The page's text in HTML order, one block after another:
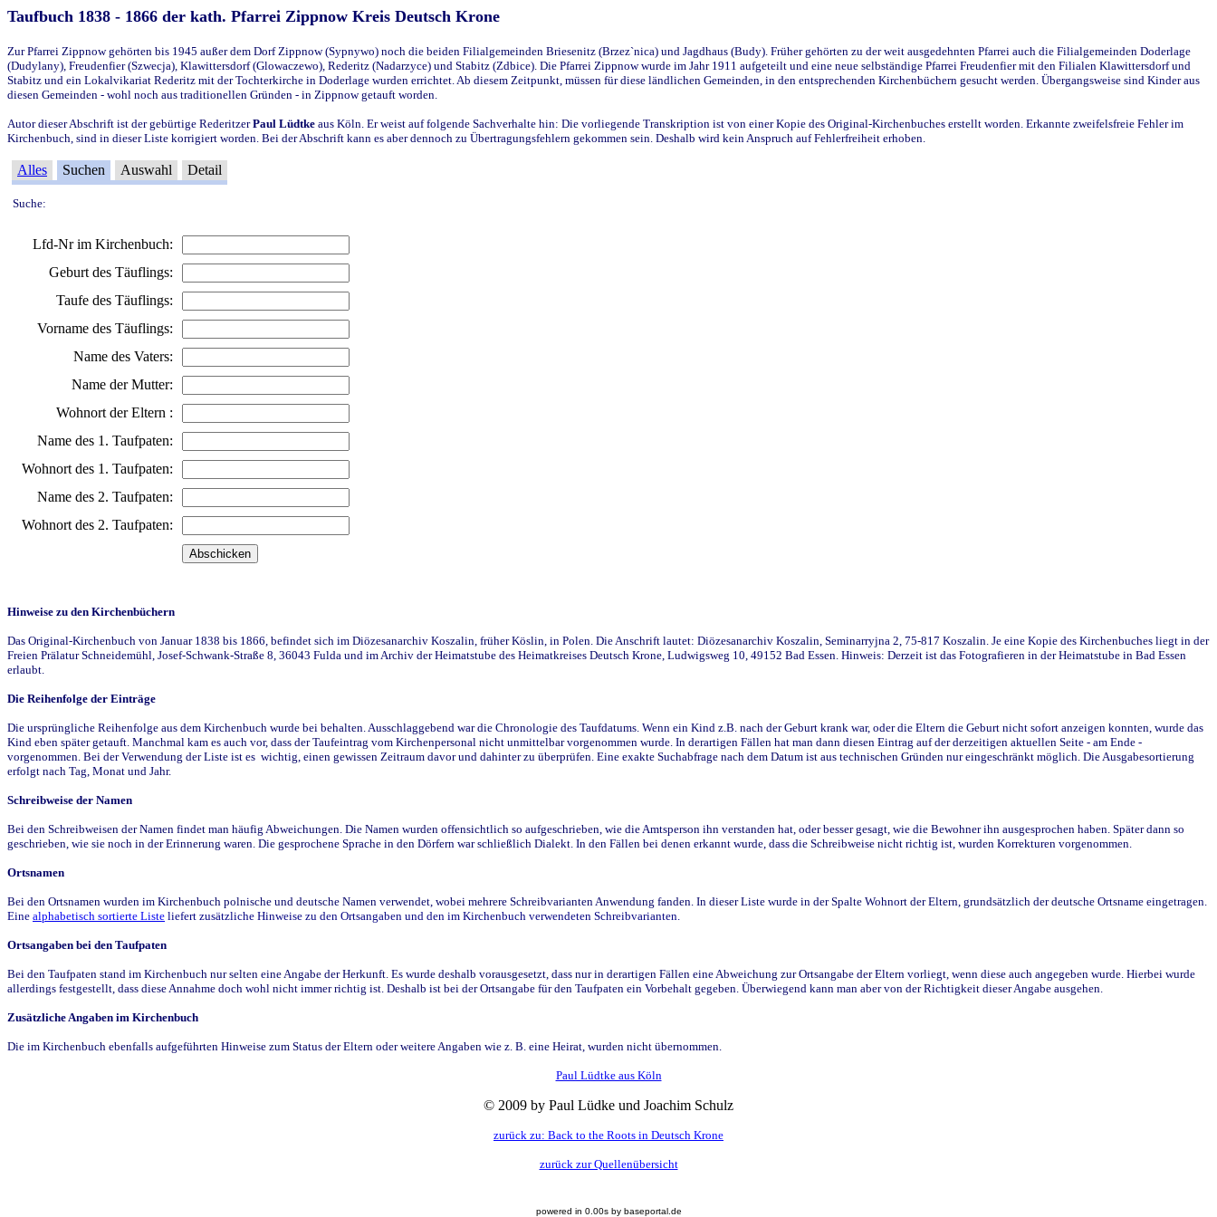
Taufbuch 1838 - 1866 der kath. Pfarrei Zippnow Kreis Deutsch Krone
Zur Pfarrei Zippnow gehörten bis 1945 außer dem Dorf Zippnow (Sypnywo) noch die beiden Filialgemeinden Briesenitz (Brzez`nica) und Jagdhaus (Budy). Früher gehörten zu der weit ausgedehnten Pfarrei auch die Filialgemeinden Doderlage
(Dudylany), Freudenfier (Szwecja), Klawittersdorf (Glowaczewo), Rederitz (Nadarzyce) und Stabitz (Zdbice). Die Pfarrei Zippnow wurde im Jahr 1911 aufgeteilt und eine neue selbständige Pfarrei Freudenfier mit den Filialen Klawittersdorf und
Stabitz und ein Lokalvikariat Rederitz mit der Tochterkirche in Doderlage wurden errichtet. Ab diesem Zeitpunkt, müssen für diese ländlichen Gemeinden, in den entsprechenden Kirchenbüchern gesucht werden. Übergangsweise sind Kinder aus
diesen Gemeinden - wohl noch aus traditionellen Gründen - in Zippnow getauft worden.
Autor dieser Abschrift ist der gebürtige RederitzerPaul Lüdtke aus Köln. Er weist auf folgende Sachverhalte hin: Die vorliegende Transkription ist von einer Kopie des Original-Kirchenbuches erstellt worden. Erkannte zweifelsfreie Fehler im
Kirchenbuch, sind in dieser Liste korrigiert worden. Bei der Abschrift kann es aber dennoch zu Übertragungsfehlern gekommen sein. Deshalb wird kein Anspruch auf Fehlerfreiheit erhoben.
Alles Suchen Auswahl Detail
Suche:
Lfd-Nr im Kirchenbuch:
Geburt des Täuflings:
Taufe des Täuflings:
Vorname des Täuflings:
Name des Vaters:
Name der Mutter:
Wohnort der Eltern :
Name des 1. Taufpaten:
Wohnort des 1. Taufpaten:
Name des 2. Taufpaten:
Wohnort des 2. Taufpaten:
Hinweise zu den Kirchenbüchern
Das Original-Kirchenbuch von Januar 1838 bis 1866, befindet sich im Diözesanarchiv Koszalin, früher Köslin, in Polen. Die Anschrift lautet: Diözesanarchiv Koszalin, Seminarryjna 2, 75-817 Koszalin. Je eine Kopie des Kirchenbuches liegt in der
Freien Prälatur Schneidemühl, Josef-Schwank-Straße 8, 36043 Fulda und im Archiv der Heimatstube des Heimatkreises Deutsch Krone, Ludwigsweg 10, 49152 Bad Essen. Hinweis: Derzeit ist das Fotografieren in der Heimatstube in Bad Essen
erlaubt.
Die Reihenfolge der Einträge
Die ursprüngliche Reihenfolge aus dem Kirchenbuch wurde bei behalten. Ausschlaggebend war die Chronologie des Taufdatums. Wenn ein Kind z.B. nach der Geburt krank war, oder die Eltern die Geburt nicht sofort anzeigen konnten, wurde das
Kind eben später getauft. Manchmal kam es auch vor, dass der Taufeintrag vom Kirchenpersonal nicht unmittelbar vorgenommen wurde. In derartigen Fällen hat man dann diesen Eintrag auf der derzeitigen aktuellen Seite - am Ende -
vorgenommen. Bei der Verwendung der Liste ist es wichtig, einen gewissen Zeitraum davor und dahinter zu überprüfen. Eine exakte Suchabfrage nach dem Datum ist aus technischen Gründen nur eingeschränkt möglich. Die Ausgabesortierung
erfolgt nach Tag, Monat und Jahr.
Schreibweise der Namen
Bei den Schreibweisen der Namen findet man häufig Abweichungen. Die Namen wurden offensichtlich so aufgeschrieben, wie die Amtsperson ihn verstanden hat, oder besser gesagt, wie die Bewohner ihn ausgesprochen haben. Später dann so
geschrieben, wie sie noch in der Erinnerung waren. Die gesprochene Sprache in den Dörfern war schließlich Dialekt. In den Fällen bei denen erkannt wurde, dass die Schreibweise nicht richtig ist, wurden Korrekturen vorgenommen.
Ortsnamen
Bei den Ortsnamen wurden im Kirchenbuch polnische und deutsche Namen verwendet, wobei mehrere Schreibvarianten Anwendung fanden. In dieser Liste wurde in der Spalte Wohnort der Eltern, grundsätzlich der deutsche Ortsname eingetragen.
Eine alphabetisch sortierte Liste liefert zusätzliche Hinweise zu den Ortsangaben und den im Kirchenbuch verwendeten Schreibvarianten.
Ortsangaben bei den Taufpaten
Bei den Taufpaten stand im Kirchenbuch nur selten eine Angabe der Herkunft. Es wurde deshalb vorausgesetzt, dass nur in derartigen Fällen eine Abweichung zur Ortsangabe der Eltern vorliegt, wenn diese auch angegeben wurde. Hierbei wurde
allerdings festgestellt, dass diese Annahme doch wohl nicht immer richtig ist. Deshalb ist bei der Ortsangabe für den Taufpaten ein Vorbehalt gegeben. Überwiegend kann man aber von der Richtigkeit dieser Angabe ausgehen.
Zusätzliche Angaben im Kirchenbuch
Die im Kirchenbuch ebenfalls aufgeführten Hinweise zum Status der Eltern oder weitere Angaben wie z. B. eine Heirat, wurden nicht übernommen.
Paul Lüdtke aus Köln
© 2009 by Paul Lüdke und Joachim Schulz
zurück zu: Back to the Roots in Deutsch Krone
zurück zur Quellenübersicht
powered in 0.00s by baseportal.de